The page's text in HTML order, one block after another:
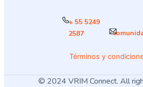
+ 55 5249
2587
Términos y
© 2024 VRIM Connect. All